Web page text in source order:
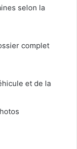
selon la
complet
et de la